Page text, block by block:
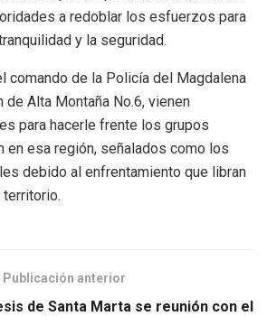
a redoblar los esfuerzos para
y la seguridad.
comando de la Policía del Magdalena
Alta Montaña No.6, vienen
para hacerle frente los grupos
en esa región, señalados como los
debido al enfrentamiento que libran
Publicación anterior
de Santa Marta se reunión con el